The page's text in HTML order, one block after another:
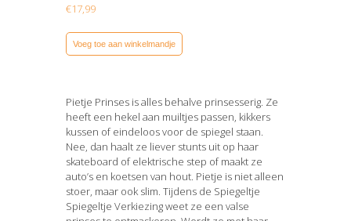
€17,99
Voeg toe aan winkelmandje
Pietje Prinses is alles behalve prinsesserig. Ze
heeft een hekel aan muiltjes passen, kikkers
kussen of eindeloos voor de spiegel staan.
Nee, dan haalt ze liever stunts uit op haar
skateboard of elektrische step of maakt ze
auto’s en koetsen van hout. Pietje is niet alleen
stoer, maar ook slim. Tijdens de Spiegeltje
Spiegeltje Verkiezing weet ze een valse